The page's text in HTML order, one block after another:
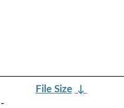
File Size ↓
-